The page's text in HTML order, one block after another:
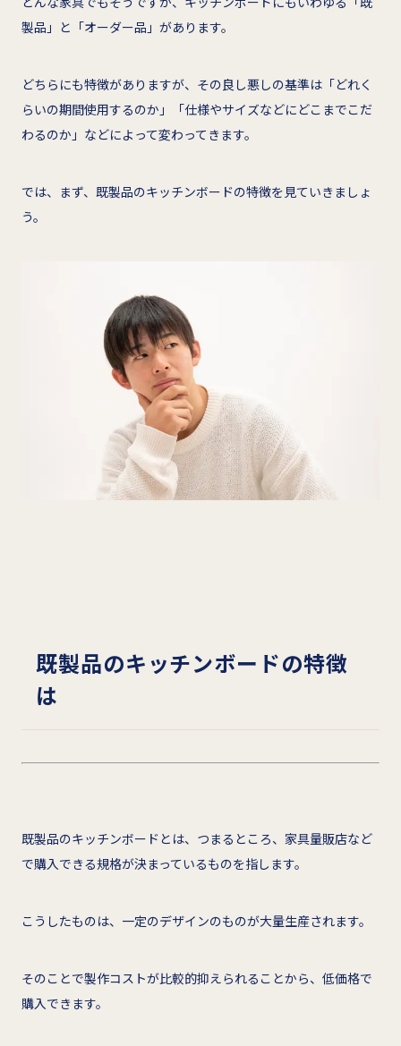
製品」と「オーダー品」があります。
どちらにも特徴がありますが、その良し悪しの基準は「どれく
らいの期間使用するのか」「仕様やサイズなどにどこまでこだ
わるのか」などによって変わってきます。
では、まず、既製品のキッチンボードの特徴を見ていきましょ
う。
既製品のキッチンボードの特徴
は
既製品のキッチンボードとは、つまるところ、家具量販店など
で購入できる規格が決まっているものを指します。
こうしたものは、一定のデザインのものが大量生産されます。
そのことで製作コストが比較的抑えられることから、低価格で
購入できます。